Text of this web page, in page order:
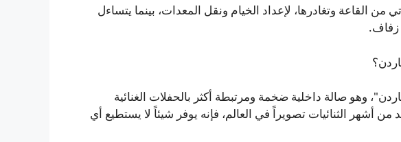
القاعة وتغادرها، لإعداد الخيام ونقل المعدات، بينما يتساءل
زفاف.
وهو صالة داخلية ضخمة ومرتبطة أكثر بالحفلات الغنائية
من أشهر الثنائيات تصويراً في العالم، فإنه يوفر شيئاً لا يستطيع أي